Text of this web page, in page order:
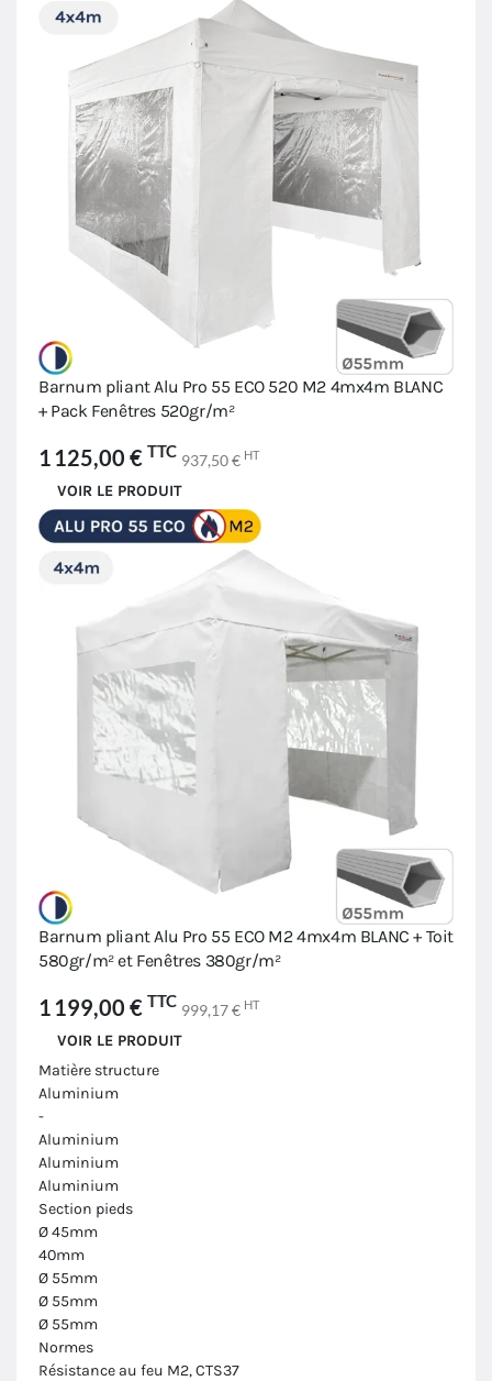
Barnum pliant Alu Pro 55 ECO 520 M2 4mx4m BLANC
+ Pack Fenêtres 520gr/m²
1 125,00 € TTC 937,50 € HT
VOIR LE PRODUIT
Barnum pliant Alu Pro 55 ECO M2 4mx4m BLANC + Toit
580gr/m² et Fenêtres 380gr/m²
1 199,00 € TTC 999,17 € HT
VOIR LE PRODUIT
Matière structure
Aluminium
-
Aluminium
Aluminium
Aluminium
Section pieds
Ø 45mm
40mm
Ø 55mm
Ø 55mm
Ø 55mm
Normes
Résistance au feu M2, CTS37